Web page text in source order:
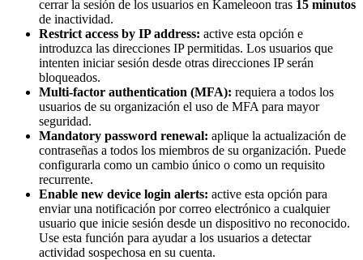
cerrar la sesión de los usuarios en Kameleoon tras 15 minutos
de inactividad.
Restrict access by IP address: active esta opción e
introduzca las direcciones IP permitidas. Los usuarios que
intenten iniciar sesión desde otras direcciones IP serán
bloqueados.
Multi-factor authentication (MFA): requiera a todos los
usuarios de su organización el uso de MFA para mayor
seguridad.
Mandatory password renewal: aplique la actualización de
contraseñas a todos los miembros de su organización. Puede
configurarla como un cambio único o como un requisito
recurrente.
Enable new device login alerts: active esta opción para
enviar una notificación por correo electrónico a cualquier
usuario que inicie sesión desde un dispositivo no reconocido.
Use esta función para ayudar a los usuarios a detectar
actividad sospechosa en su cuenta.